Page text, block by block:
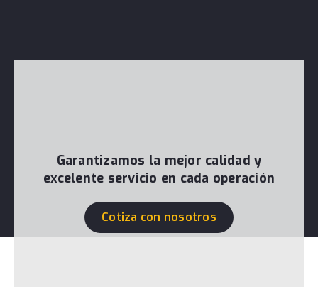
Garantizamos la mejor calidad y
excelente servicio en cada operación
Cotiza con nosotros